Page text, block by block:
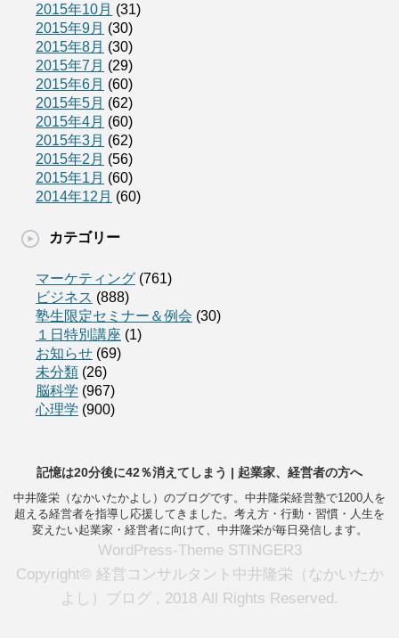
2015年10月 (31)
2015年9月 (30)
2015年8月 (30)
2015年7月 (29)
2015年6月 (60)
2015年5月 (62)
2015年4月 (60)
2015年3月 (62)
2015年2月 (56)
2015年1月 (60)
2014年12月 (60)
カテゴリー
マーケティング (761)
ビジネス (888)
塾生限定セミナー＆例会 (30)
１日特別講座 (1)
お知らせ (69)
未分類 (26)
脳科学 (967)
心理学 (900)
記憶は20分後に42％消えてしまう | 起業家、経営者の方へ
中井隆栄（なかいたかよし）のブログです。中井隆栄経営塾で1200人を
超える経営者を指導し応援してきました。考え方・行動・習慣・人生を
変えたい起業家・経営者に向けて、中井隆栄が毎日発信します。
WordPress-Theme STINGER3
Copyright© 経営コンサルタント中井隆栄（なかいたか
よし）ブログ , 2018 All Rights Reserved.